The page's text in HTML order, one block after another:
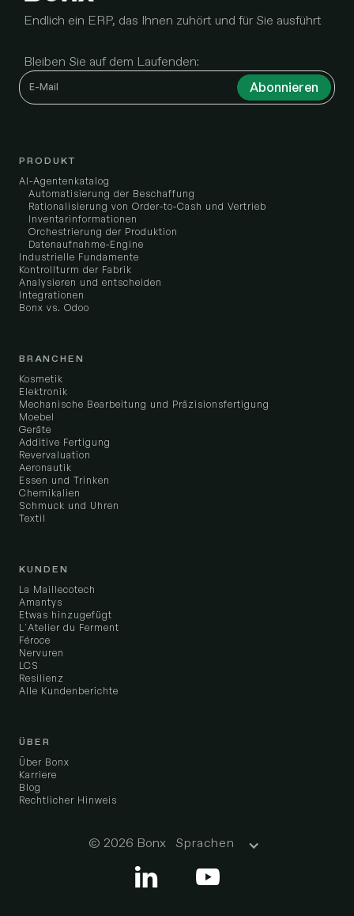
Endlich ein ERP, das Ihnen zuhört und für Sie ausführt
Bleiben Sie auf dem Laufenden:
PRODUKT
AI-Agentenkatalog
Automatisierung der Beschaffung
Rationalisierung von Order-to-Cash und Vertrieb
Inventarinformationen
Orchestrierung der Produktion
Datenaufnahme-Engine
Industrielle Fundamente
Kontrollturm der Fabrik
Analysieren und entscheiden
Integrationen
Bonx vs. Odoo
BRANCHEN
Kosmetik
Elektronik
Mechanische Bearbeitung und Präzisionsfertigung
Moebel
Geräte
Additive Fertigung
Revervaluation
Aeronautik
Essen und Trinken
Chemikalien
Schmuck und Uhren
Textil
KUNDEN
La Maillecotech
Amantys
Etwas hinzugefügt
L'Atelier du Ferment
Féroce
Nervuren
LCS
Resilienz
Alle Kundenberichte
ÜBER
Über Bonx
Karriere
Blog
Rechtlicher Hinweis
© 2026 Bonx Sprachen
 